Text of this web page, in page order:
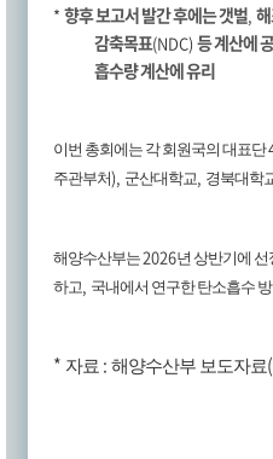
* 향후 보고서 발간 후에는 갯벌
감축목표(NDC) 등 계산에
흡수량 계산에 유리
이번 총회에는 각 회원국의 대표단
주관부처), 군산대학교 경북대학
해양수산부는2026년 상반기에
하고 국내에서 연구한 탄소흡수
* 자료 : 해양수산부 보도자료